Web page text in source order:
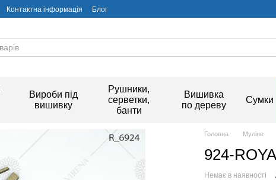
Контактна інформація Блог
Вироби під
вишивку
Рушники,
серветки,
банти
Вишивка
по дереву
Сумки
Головна Муліне
924-
Немає в наявності